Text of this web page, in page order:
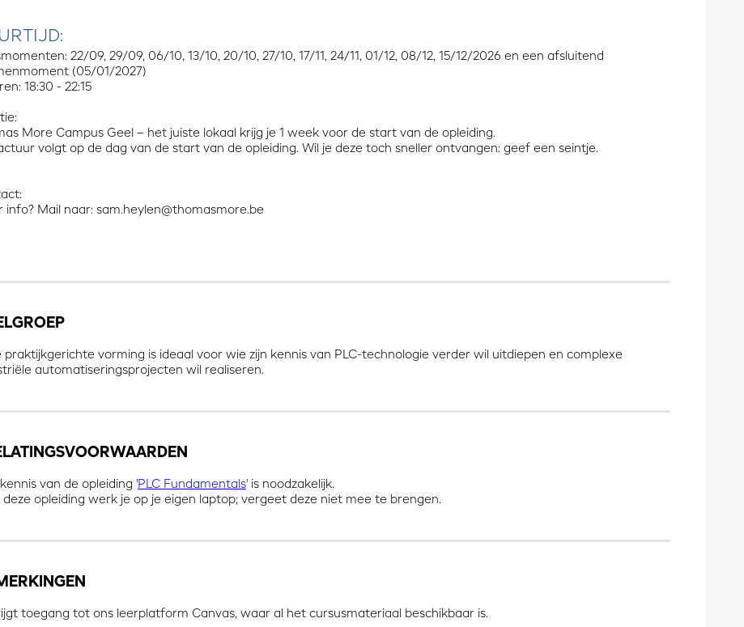
22/09, 29/09, 06/10, 13/10, 20/10, 27/10, 17/11, 24/11, 01/12, 08/12, 15/12/2026 en een afsluitend
(05/01/2027)
18:30 - 22:15
More Campus Geel – het juiste lokaal krijg je 1 week voor de start van de opleiding.
volgt op de dag van de start van de opleiding. Wil je deze toch sneller ontvangen: geef een seintje.
info? Mail naar: sam.heylen@thomasmore.be
praktijkgerichte vorming is ideaal voor wie zijn kennis van PLC-technologie verder wil uitdiepen en complexe
automatiseringsprojecten wil realiseren.
van de opleiding 'PLC Fundamentals' is noodzakelijk.
deze opleiding werk je op je eigen laptop; vergeet deze niet mee te brengen.
toegang tot ons leerplatform Canvas, waar al het cursusmateriaal beschikbaar is.